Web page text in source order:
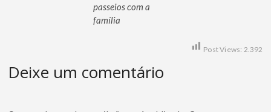
passeios com a
família
Post Views: 2.392
Deixe um comentário